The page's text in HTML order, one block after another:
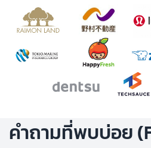
คำถามที่พบบ่อย